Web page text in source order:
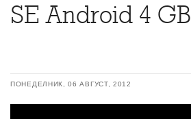
SE Android 4 GB
ПОНЕДЕЛНИК, 06 АВГУСТ, 2012